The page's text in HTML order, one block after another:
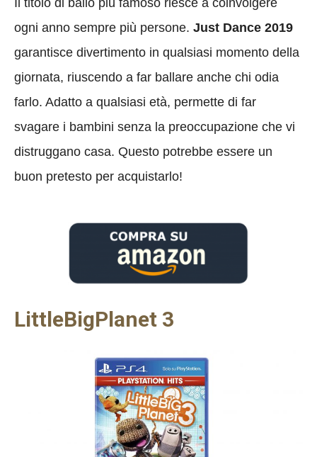
Il titolo di ballo più famoso riesce a coinvolgere
ogni anno sempre più persone. Just Dance 2019
garantisce divertimento in qualsiasi momento della
giornata, riuscendo a far ballare anche chi odia
farlo. Adatto a qualsiasi età, permette di far
svagare i bambini senza la preoccupazione che vi
distruggano casa. Questo potrebbe essere un
buon pretesto per acquistarlo!
LittleBigPlanet 3